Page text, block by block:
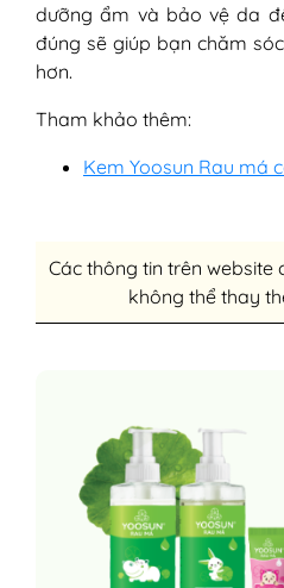
dưỡng ẩm và bảo vệ da
đúng sẽ giúp bạn chăm
hơn.
Tham khảo thêm:
Kem Yoosun Rau má
Các thông tin trên website
không thể thay